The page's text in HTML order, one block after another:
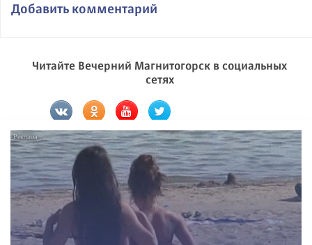
Добавить комментарий
Читайте Вечерний Магнитогорск в социальных
сетях